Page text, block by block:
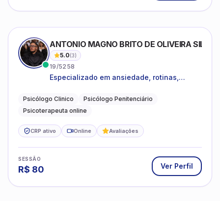
ANTONIO MAGNO BRITO DE OLIVEIRA SILVA
5.0(3)
19/5258
Especializado em ansiedade, rotinas,
familiares e questões comportamentais.
Psicólogo Clinico
Psicólogo Penitenciário
Psicoterapeuta online
CRP ativo Online Avaliações
SESSÃO
R$ 80 Ver Perfil